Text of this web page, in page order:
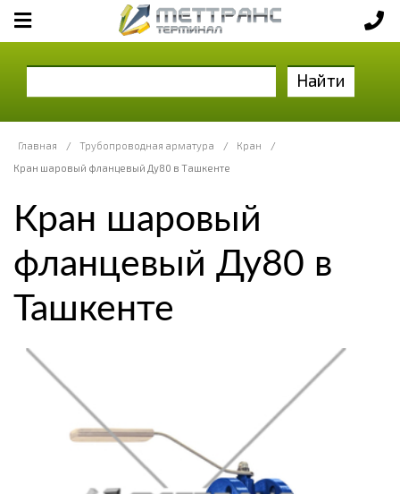
Найти
Главная / Трубопроводная арматура / Кран
/
Кран шаровый фланцевый Ду80 в Ташкенте
Кран шаровый
фланцевый Ду80 в
Ташкенте